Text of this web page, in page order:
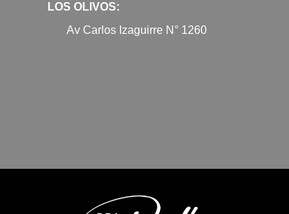
LOS OLIVOS:
Av Carlos Izaguirre N° 1260